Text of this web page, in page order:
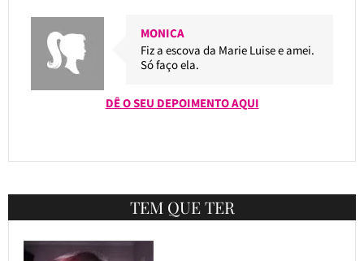
MONICA
Fiz a escova da Marie Luise e amei.
Só faço ela.
DÊ O SEU DEPOIMENTO AQUI
TEM QUE TER